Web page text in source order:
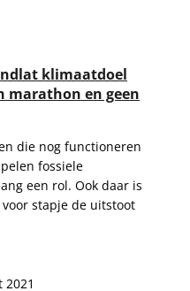
klimaatdoel
marathon en geen
die nog functioneren
fossiele
een rol. Ook daar is
stapje de uitstoot
2021